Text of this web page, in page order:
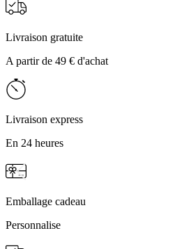
Livraison gratuite
A partir de 49 € d'achat
Livraison express
En 24 heures
Emballage cadeau
Personnalise